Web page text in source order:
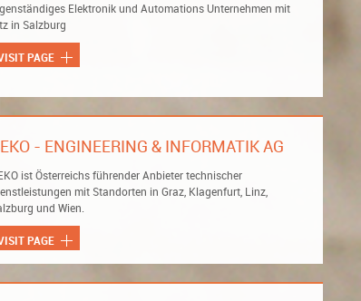
Elektronik und Automations Unternehmen mit
in Salzburg
PAGE
- ENGINEERING & INFORMATIK AG
ist Österreichs führender Anbieter technischer
mit Standorten in Graz, Klagenfurt, Linz,
und Wien.
PAGE